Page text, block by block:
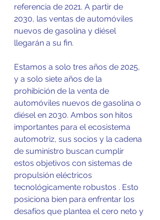
referencia de 2021. A partir de
2030, las ventas de automóviles
nuevos de gasolina y diésel
llegarán a su fin.
Estamos a solo tres años de 2025,
y a solo siete años de la
prohibición de la venta de
automóviles nuevos de gasolina o
diésel en 2030. Ambos son hitos
importantes para el ecosistema
automotriz, sus socios y la cadena
de suministro buscan cumplir
estos objetivos con sistemas de
propulsión eléctricos
tecnológicamente robustos . Esto
posiciona bien para enfrentar los
desafíos que plantea el cero neto y